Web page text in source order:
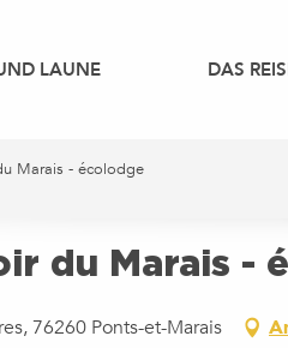
LAUNE DAS
Marais - écolodge
du Marais -
76260 Ponts-et-Marais